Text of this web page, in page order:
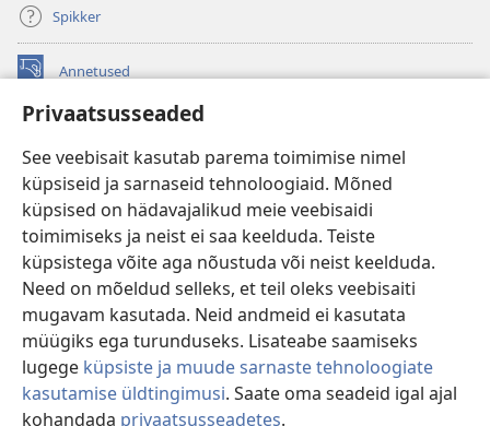
Privaatsusseaded
See veebisait kasutab parema toimimise nimel
küpsiseid ja sarnaseid tehnoloogiaid. Mõned
küpsised on hädavajalikud meie veebisaidi
toimimiseks ja neist ei saa keelduda. Teiste
küpsistega võite aga nõustuda või neist keelduda.
Need on mõeldud selleks, et teil oleks veebisaiti
mugavam kasutada. Neid andmeid ei kasutata
müügiks ega turunduseks. Lisateabe saamiseks
lugege küpsiste ja muude sarnaste tehnoloogiate
kasutamise üldtingimusi. Saate oma seadeid igal ajal
kohandada privaatsusseadetes.
Spikker
Annetused
(avab
uue
akna)
uue
akna) JW Hub
(avab
uue
akna) JW Library
Watchtower Library
Copyright© 2026 Watch Tower Bible and Tract Society of Pennsylvania.
KASUTUSTINGIMUSED|ANDMEKAITSETINGIMUSED